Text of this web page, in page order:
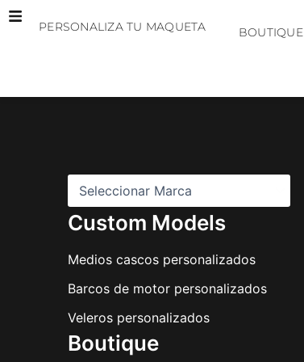
PERSONALIZA TU MAQUETA BOUTIQUE
Custom Models
Medios cascos personalizados
Barcos de motor personalizados
Veleros personalizados
Boutique